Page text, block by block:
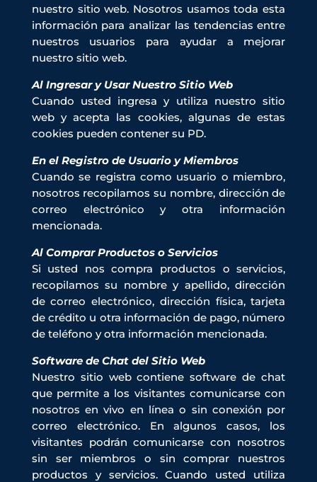
nuestro sitio web. Nosotros usamos toda esta
información para analizar las tendencias entre
nuestros usuarios para ayudar a mejorar
nuestro sitio web.
Al Ingresar y Usar Nuestro Sitio Web
Cuando usted ingresa y utiliza nuestro sitio
web y acepta las cookies, algunas de estas
cookies pueden contener su PD.
En el Registro de Usuario y Miembros
Cuando se registra como usuario o miembro,
nosotros recopilamos su nombre, dirección de
correo electrónico y otra información
mencionada.
Al Comprar Productos o Servicios
Si usted nos compra productos o servicios,
recopilamos su nombre y apellido, dirección
de correo electrónico, dirección física, tarjeta
de crédito u otra información de pago, número
de teléfono y otra información mencionada.
Software de Chat del Sitio Web
Nuestro sitio web contiene software de chat
que permite a los visitantes comunicarse con
nosotros en vivo en línea o sin conexión por
correo electrónico. En algunos casos, los
visitantes podrán comunicarse con nosotros
sin ser miembros o sin comprar nuestros
productos y servicios. Cuando usted utiliza